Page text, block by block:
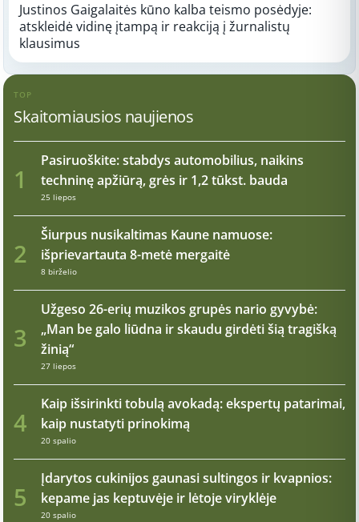
Justinos Gaigalaitės kūno kalba teismo posėdyje:
atskleidė vidinę įtampą ir reakciją į žurnalistų
klausimus
TOP
Skaitomiausios naujienos
1
Pasiruoškite: stabdys automobilius, naikins
techninę apžiūrą, grės ir 1,2 tūkst. bauda
25 liepos
2
Šiurpus nusikaltimas Kaune namuose:
išprievartauta 8-metė mergaitė
8 birželio
3
Užgeso 26-erių muzikos grupės nario gyvybė:
„Man be galo liūdna ir skaudu girdėti šią tragišką
žinią“
27 liepos
4
Kaip išsirinkti tobulą avokadą: ekspertų patarimai,
kaip nustatyti prinokimą
20 spalio
5
Įdarytos cukinijos gaunasi sultingos ir kvapnios:
kepame jas keptuvėje ir lėtoje viryklėje
20 spalio